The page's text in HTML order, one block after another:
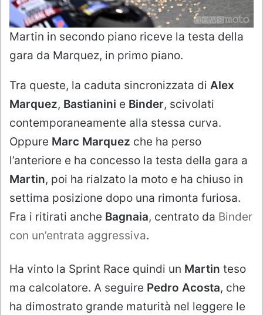
Martin in secondo piano riceve la testa della
gara da Marquez, in primo piano.
Tra queste, la caduta sincronizzata di Alex
Marquez, Bastianini e Binder, scivolati
contemporaneamente alla stessa curva.
Oppure Marc Marquez che ha perso
l’anteriore e ha concesso la testa della gara a
Martin, poi ha rialzato la moto e ha chiuso in
settima posizione dopo una rimonta furiosa.
Fra i ritirati anche Bagnaia, centrato da Binder
con un’entrata aggressiva.
Ha vinto la Sprint Race quindi un Martin teso
ma calcolatore. A seguire Pedro Acosta, che
ha dimostrato grande maturità nel leggere le